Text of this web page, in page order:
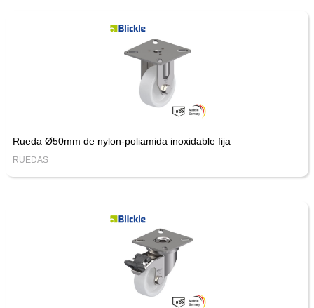
Rueda Ø50mm de nylon-poliamida inoxidable fija
RUEDAS